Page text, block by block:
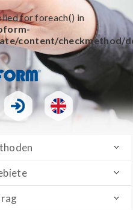
for foreach() in
content/checkmethod/